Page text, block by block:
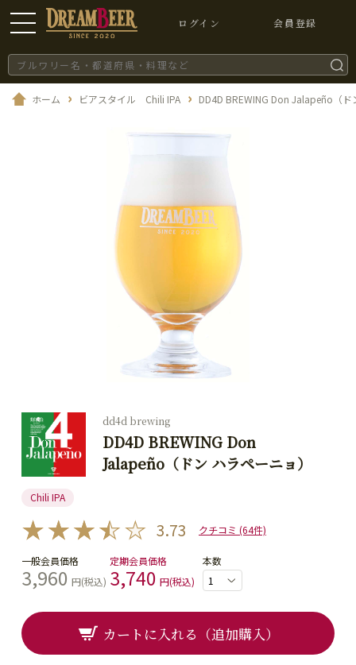
ログイン 会員登録
ホーム ビアスタイル Chili IPA DD4D BREWING Don Jalapeño（
dd4d brewing
DD4D BREWING Don
Jalapeño（ドン ハラペーニョ）
Chili IPA
3.73 クチコミ (64件)
一般会員価格
3,960 円(税込)
定期会員価格
3,740 円(税込)
本数
カートに入れる（追加購入）